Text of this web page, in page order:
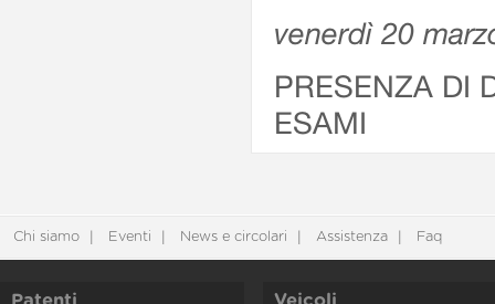
venerdì 20
PRESENZA DI
ESAMI
Chi siamo Eventi News e circolari Assistenza Faq
Patenti Veicoli